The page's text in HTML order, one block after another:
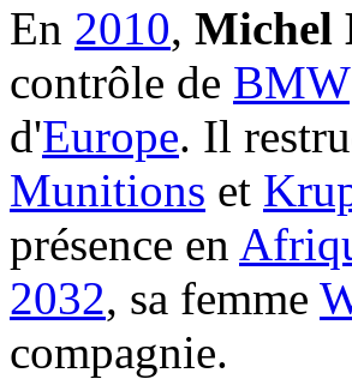
En 2010, Michel
contrôle de BMW
d'Europe. Il
Munitions et
présence en
2032, sa femme
compagnie.